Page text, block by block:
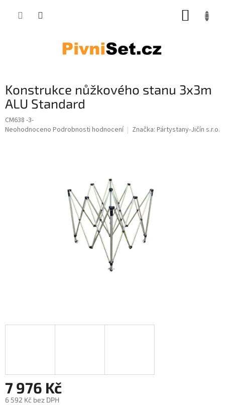
Konstrukce nůžkového stanu 3x3m
ALU Standard
CM638 -3-
Průměrné hodnocení produktu je 0,0 z 5 hvězdiček.
Neohodnoceno Podrobnosti hodnocení Značka: Pártystany-Jičín s.r.o.
7 976 Kč
6 592 Kč bez DPH